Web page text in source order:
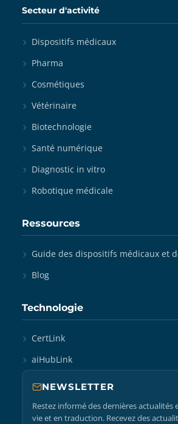
Secteur d'activité
Dispositifs médicaux
Pharma
Cosmétiques
Vétérinaire
Biotechnologie
Santé numérique
Diagnostic in vitro
Robotique médicale
Ressources
Guide des dispositifs médicaux et
Blog
Technologie
CertLink
aiHubLink
NEWSLETTER
Restez informé des dernières actualités
vie et en traduction. Recevez des